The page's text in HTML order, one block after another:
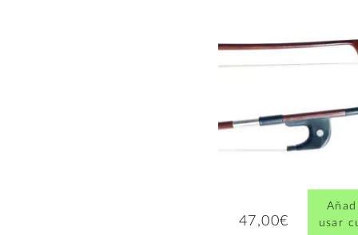
47,00€
usar